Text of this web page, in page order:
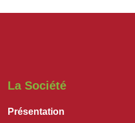
La Société
Présentation